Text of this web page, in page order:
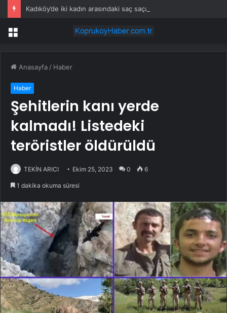
Kadıköy’de iki kadın arasındaki saç saça kavga etti
Menü
Anasayfa / Haber
Haber
Şehitlerin kanı yerde
kalmadı! Listedeki
teröristler öldürüldü
TEKİN ARICI Ekim 25, 2023 0 6
1 dakika okuma süresi